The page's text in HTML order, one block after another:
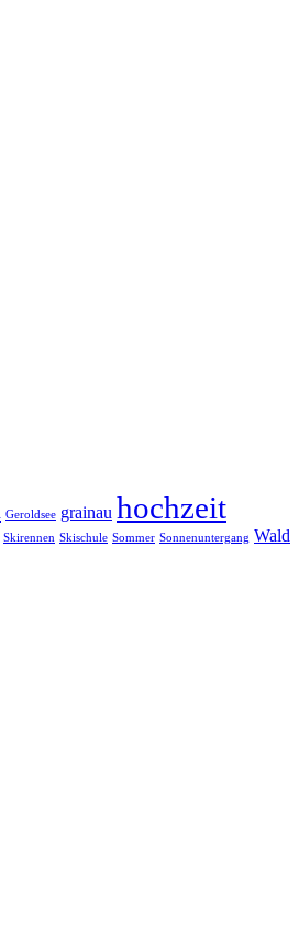
Geroldsee grainau hochzeit
Skirennen Skischule Sommer Sonnenuntergang Wald